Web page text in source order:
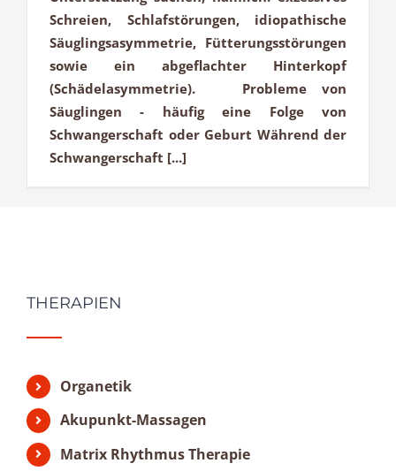
Schreien, Schlafstörungen, idiopathische
Säuglingsasymmetrie, Fütterungsstörungen
sowie ein abgeflachter Hinterkopf
(Schädelasymmetrie). Probleme von
Säuglingen - häufig eine Folge von
Schwangerschaft oder Geburt Während der
Schwangerschaft [...]
THERAPIEN
Organetik
Akupunkt-Massagen
Matrix Rhythmus Therapie